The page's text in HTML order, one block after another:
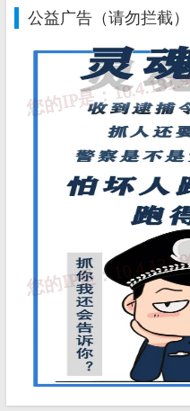
六、联系方式：☎
公益广告（请勿拦截）